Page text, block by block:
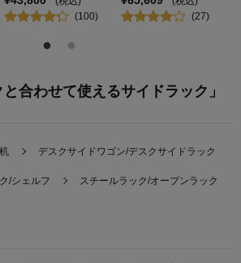
(100)
(27)
と合わせて使えるサイドラック」
デスクサイドワゴン/デスクサイドラック
/シェルフ スチールラック/オープンラック